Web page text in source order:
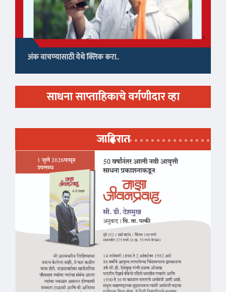
अंक वाचण्यासाठी येथे क्लिक करा..
साधना साप्ताहिकाचे वर्गणीदार व्हा
जाहिरात